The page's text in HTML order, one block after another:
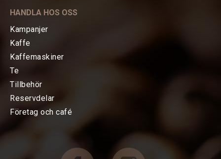
TE
KAFFEMASKINER
Baristatillbehör
Choklad mm
HANDLA HOS OSS
Kampanjer
Kaffe
Kaffemaskiner
Te
Tillbehör
Reservdelar
Företag och café